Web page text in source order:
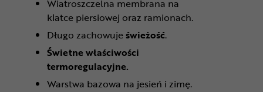
Wiatroszczelna membrana na
klatce piersiowej oraz ramionach.
Długo zachowujeświeżość.
Świetne właściwości
termoregulacyjne.
Warstwa bazowa na jesień i zimę.